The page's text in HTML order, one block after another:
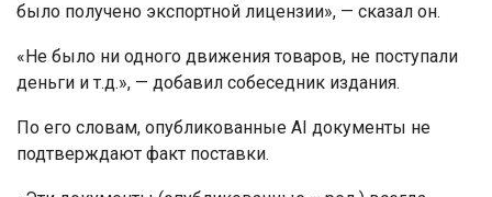
было получено экспортной лицензии», — сказал он.
«Не было ни одного движения товаров, не поступали
деньги и т.д.», — добавил собеседник издания.
По его словам, опубликованные AI документы не
подтверждают факт поставки.